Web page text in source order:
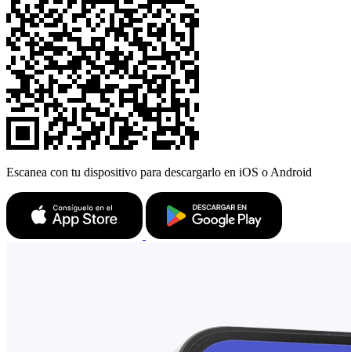
Escanea con tu dispositivo para descargarlo en iOS o Android